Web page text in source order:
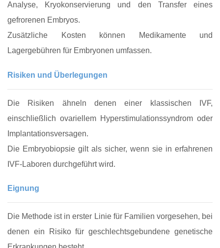
Analyse, Kryokonservierung und den Transfer eines
gefrorenen Embryos.
Zusätzliche Kosten können Medikamente und
Lagergebühren für Embryonen umfassen.
Risiken und Überlegungen
Die Risiken ähneln denen einer klassischen IVF,
einschließlich ovariellem Hyperstimulationssyndrom oder
Implantationsversagen.
Die Embryobiopsie gilt als sicher, wenn sie in erfahrenen
IVF‑Laboren durchgeführt wird.
Eignung
Die Methode ist in erster Linie für Familien vorgesehen, bei
denen ein Risiko für geschlechtsgebundene genetische